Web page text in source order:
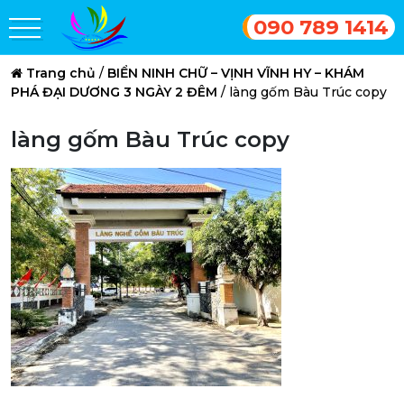
090 789 1414
Trang chủ / BIỂN NINH CHỮ – VỊNH VĨNH HY – KHÁM
PHÁ ĐẠI DƯƠNG 3 NGÀY 2 ĐÊM / làng gốm Bàu Trúc copy
làng gốm Bàu Trúc copy